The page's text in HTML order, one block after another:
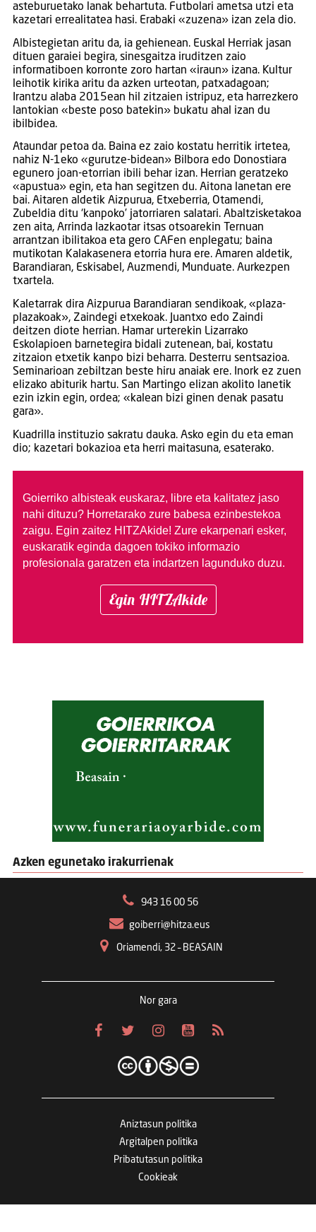
asteburuetako lanak behartuta. Futbolari ametsa utzi eta
kazetari errealitatea hasi. Erabaki «zuzena» izan zela dio.
Albistegietan aritu da, ia gehienean. Euskal Herriak jasan
dituen garaiei begira, sinesgaitza iruditzen zaio
informatiboen korronte zoro hartan «iraun» izana. Kultur
leihotik kirika aritu da azken urteotan, patxadagoan;
Irantzu alaba 2015ean hil zitzaien istripuz, eta harrezkero
lantokian «beste poso batekin» bukatu ahal izan du
ibilbidea.
Ataundar petoa da. Baina ez zaio kostatu herritik irtetea,
nahiz N-1eko «gurutze-bidean» Bilbora edo Donostiara
egunero joan-etorrian ibili behar izan. Herrian geratzeko
«apustua» egin, eta han segitzen du. Aitona lanetan ere
bai. Aitaren aldetik Aizpurua, Etxeberria, Otamendi,
Zubeldia ditu ‘kanpoko’ jatorriaren salatari. Abaltzisketakoa
zen aita, Arrinda lazkaotar itsas otsoarekin Ternuan
arrantzan ibilitakoa eta gero CAFen enplegatu; baina
mutikotan Kalakasenera etorria hura ere. Amaren aldetik,
Barandiaran, Eskisabel, Auzmendi, Munduate. Aurkezpen
txartela.
Kaletarrak dira Aizpurua Barandiaran sendikoak, «plaza-
plazakoak», Zaindegi etxekoak. Juantxo edo Zaindi
deitzen diote herrian. Hamar urterekin Lizarrako
Eskolapioen barnetegira bidali zutenean, bai, kostatu
zitzaion etxetik kanpo bizi beharra. Desterru sentsazioa.
Seminarioan zebiltzan beste hiru anaiak ere. Inork ez zuen
elizako abiturik hartu. San Martingo elizan akolito lanetik
ezin izkin egin, ordea; «kalean bizi ginen denak pasatu
gara».
Kuadrilla instituzio sakratu dauka. Asko egin du eta eman
dio; kazetari bokazioa eta herri maitasuna, esaterako.
Goierriko albisteak euskaraz, libre eta kalitatez jaso
nahi dituzu? Horretarako zure babesa ezinbestekoa
zaigu. Egin zaitez HITZAkide! Zure ekarpenari esker,
euskaratik eginda dagoen tokiko informazio
profesionala garatzen eta indartzen lagunduko duzu.
Egin HITZAkide
Azken egunetako irakurrienak
943 16 00 56
goiberri@hitza.eus
Oriamendi, 32 – BEASAIN
Nor gara
Aniztasun politika
Argitalpen politika
Pribatutasun politika
Cookieak